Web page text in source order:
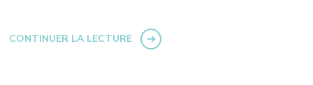
CONTINUER LA LECTURE